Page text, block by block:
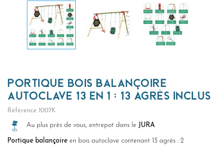
PORTIQUE BOIS BALANÇOIRE
AUTOCLAVE 13 EN 1 : 13 AGRÈS INCLUS
Référence 1007K
Au plus près de vous, entrepot dans le JURA
Portique balançoire en bois autoclave contenant 13 agrès : 2